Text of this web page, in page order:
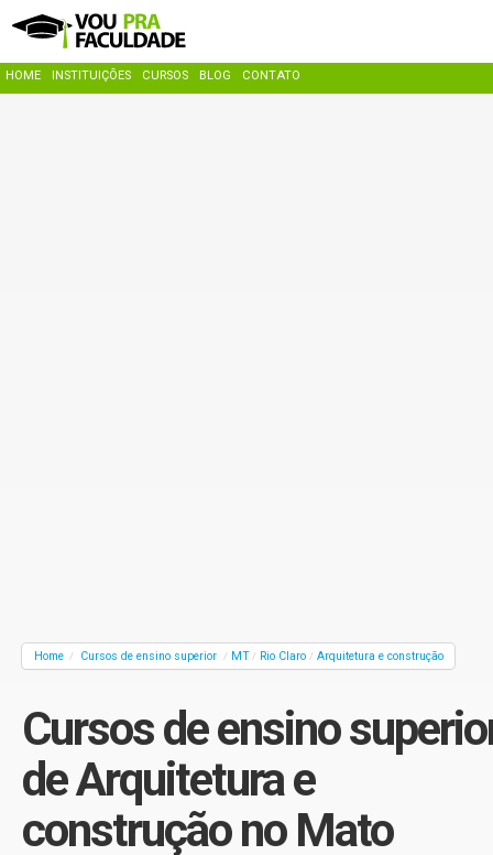
HOME INSTITUIÇÕES CURSOS BLOG CONTATO
Home / Cursos de ensino superior / MT / Rio Claro / Arquitetura e construção
Cursos de ensino
de Arquitetura e
construção no Mato